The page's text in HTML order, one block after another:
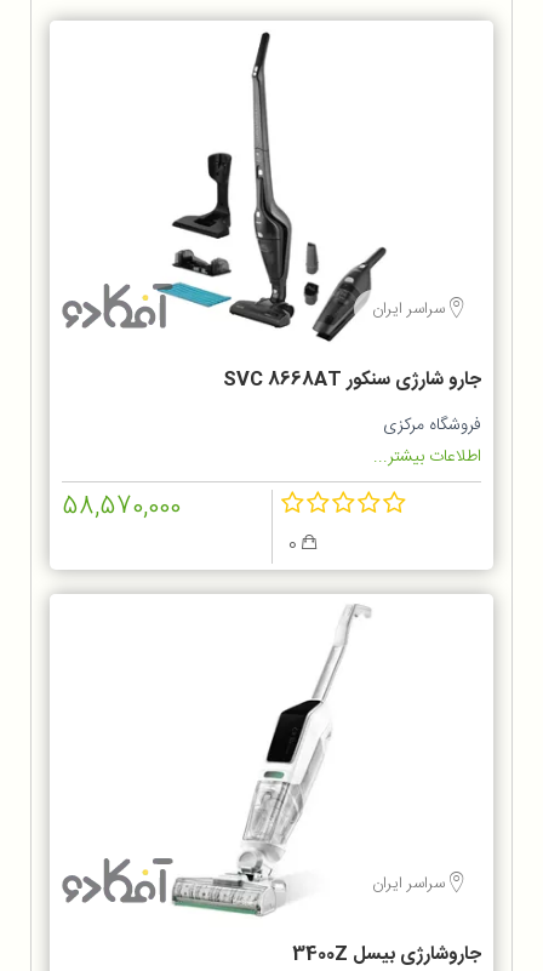
سراسر ایران
جارو شارژی سنکور SVC 8668AT
فروشگاه مرکزی
اطلاعات بیشتر...
58,570,000
سراسر ایران
جاروشارژی بیسل 3400Z